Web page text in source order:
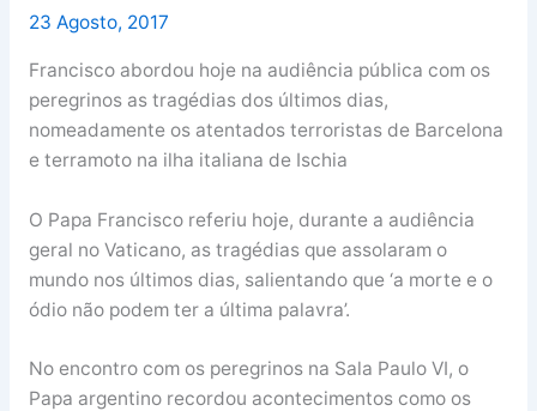
23 Agosto, 2017
Francisco abordou hoje na audiência pública com os
peregrinos as tragédias dos últimos dias,
nomeadamente os atentados terroristas de Barcelona
e terramoto na ilha italiana de Ischia
O Papa Francisco referiu hoje, durante a audiência
geral no Vaticano, as tragédias que assolaram o
mundo nos últimos dias, salientando que ‘a morte e o
ódio não podem ter a última palavra’.
No encontro com os peregrinos na Sala Paulo VI, o
Papa argentino recordou acontecimentos como os